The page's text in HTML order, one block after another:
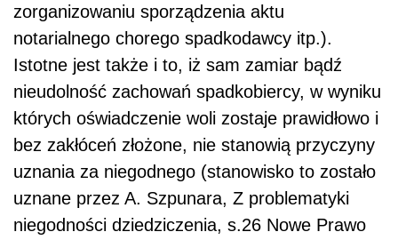
zorganizowaniu sporządzenia aktu
notarialnego chorego spadkodawcy itp.).
Istotne jest także i to, iż sam zamiar bądź
nieudolność zachowań spadkobiercy, w wyniku
których oświadczenie woli zostaje prawidłowo i
bez zakłóceń złożone, nie stanowią przyczyny
uznania za niegodnego (stanowisko to zostało
uznane przez A. Szpunara, Z problematyki
niegodności dziedziczenia, s.26 Nowe Prawo